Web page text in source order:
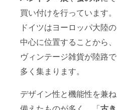
買い付けを行っています。
ドイツはヨーロッパ大陸の
中心に位置することから、
ヴィンテージ雑貨が陸路で
多く集まります。
デザイン性と機能性を兼ね